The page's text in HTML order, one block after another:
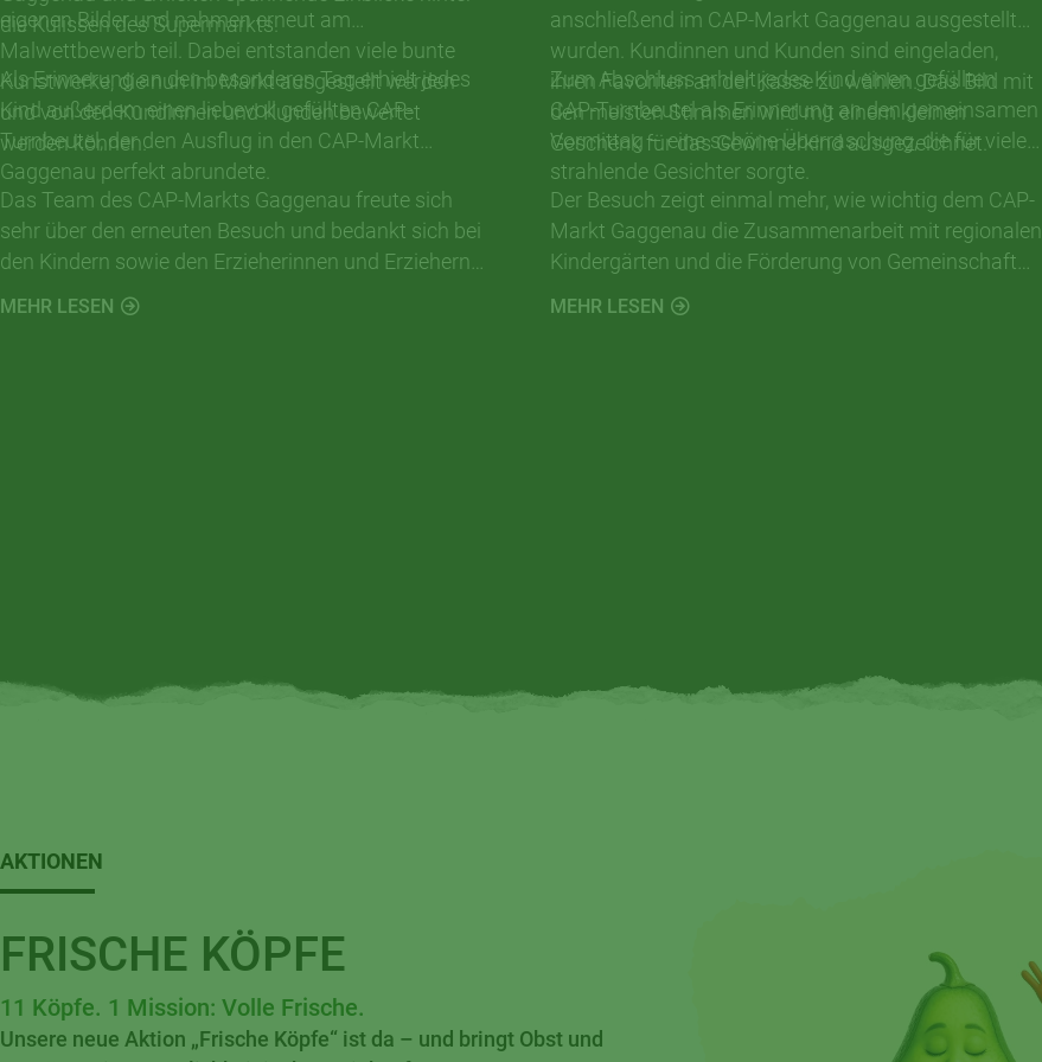
die Kulissen des Supermarkts.
eigenen Bilder und nahmen erneut am
Malwettbewerb teil. Dabei entstanden viele bunte
Kunstwerke, die nun im Markt ausgestellt werden
und von den Kundinnen und Kunden bewertet
werden können.
Als Erinnerung an den besonderen Tag erhielt jedes
Kind außerdem einen liebevoll gefüllten CAP-
Turnbeutel, der den Ausflug in den CAP-Markt
Gaggenau perfekt abrundete.
Das Team des CAP-Markts Gaggenau freute sich
sehr über den erneuten Besuch und bedankt sich bei
den Kindern sowie den Erzieherinnen und Erziehern
für einen rundum gelungenen Vormittag. Solche
Aktionen zeigen, wie wichtig die Zusammenarbeit mit
MEHR LESEN
anschließend im CAP-Markt Gaggenau ausgestellt
wurden. Kundinnen und Kunden sind eingeladen,
ihren Favoriten an der Kasse zu wählen. Das Bild mit
den meisten Stimmen wird mit einem kleinen
Geschenk für das Gewinnerkind ausgezeichnet.
Zum Abschluss erhielt jedes Kind einen gefüllten
CAP-Turnbeutel als Erinnerung an den gemeinsamen
Vormittag – eine schöne Überraschung, die für viele
strahlende Gesichter sorgte.
Der Besuch zeigt einmal mehr, wie wichtig dem CAP-
Markt Gaggenau die Zusammenarbeit mit regionalen
Kindergärten und die Förderung von Gemeinschaft
ist. Das gesamte Team bedankt sich beim
Kindergarten Sankt Laurentius sowie allen Kindern
MEHR LESEN
AKTIONEN
FRISCHE KÖPFE
11 Köpfe. 1 Mission: Volle Frische.
Unsere neue Aktion „Frische Köpfe“ ist da – und bringt Obst und